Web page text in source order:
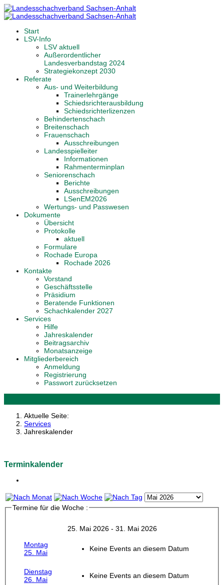
Start
LSV-Info
LSV aktuell
Außerordentlicher
Landesverbandstag 2024
Strategiekonzept 2030
Referate
Aus- und Weiterbildung
Trainerlehrgänge
Schiedsrichterausbildung
Schiedsrichterlizenzen
Behindertenschach
Breitenschach
Frauenschach
Ausschreibungen
Landesspielleiter
Informationen
Rahmenterminplan
Seniorenschach
Berichte
Ausschreibungen
LSenEM2026
Wertungs- und Passwesen
Dokumente
Übersicht
Protokolle
aktuell
Formulare
Rochade Europa
Rochade 2026
Kontakte
Vorstand
Geschäftsstelle
Präsidium
Beratende Funktionen
Schachkalender 2027
Services
Hilfe
Jahreskalender
Beitragsarchiv
Monatsanzeige
Mitgliederbereich
Anmeldung
Registrierung
Passwort zurücksetzen
Aktuelle Seite:
Services
Jahreskalender
Terminkalender
Termine für die Woche :
25. Mai 2026 - 31. Mai 2026
Montag
25. Mai
Keine Events an diesem Datum
Dienstag
26. Mai
Keine Events an diesem Datum